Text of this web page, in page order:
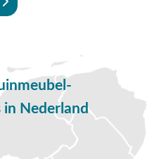
Onze specialisten voorzien
op maat.
Nederland